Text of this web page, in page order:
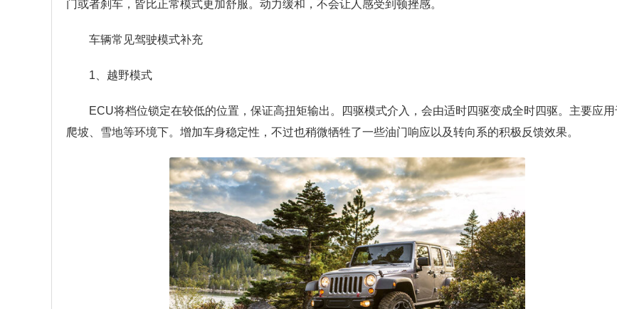
门或者刹车，皆比正常模式更加舒服。动力缓和，不会让人感受到顿挫感。
车辆常见驾驶模式补充
1、越野模式
ECU将档位锁定在较低的位置，保证高扭矩输出。四驱模式介入，会由适时四驱变成全时四驱。主要应用
爬坡、雪地等环境下。增加车身稳定性，不过也稍微牺牲了一些油门响应以及转向系的积极反馈效果。